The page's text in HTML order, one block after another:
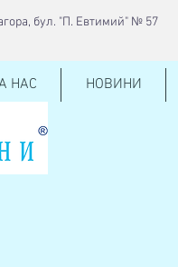
бул. "П. Евтимий" № 57
НАС НОВИНИ